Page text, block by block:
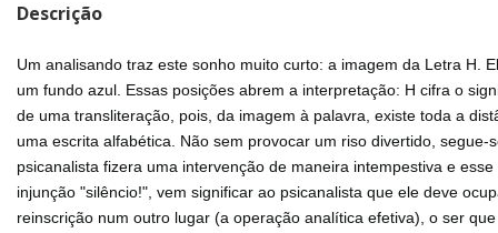
Descrição
Um analisando traz este sonho muito curto: a imagem da Letra H.
um fundo azul. Essas posições abrem a interpretação: H cifra o
de uma transliteração, pois, da imagem à palavra, existe toda a
uma escrita alfabética. Não sem provocar um riso divertido,
psicanalista fizera uma intervenção de maneira intempestiva e
injunção "silêncio!", vem significar ao psicanalista que ele deve
reinscrição num outro lugar (a operação analítica efetiva), o ser